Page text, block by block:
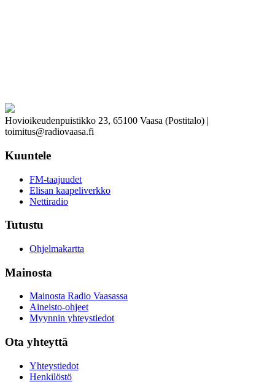
Hovioikeudenpuistikko 23, 65100 Vaasa (Postitalo) |
toimitus@radiovaasa.fi
Kuuntele
FM-taajuudet
Elisan kaapeliverkko
Nettiradio
Tutustu
Ohjelmakartta
Mainosta
Mainosta Radio Vaasassa
Aineisto-ohjeet
Myynnin yhteystiedot
Ota yhteyttä
Yhteystiedot
Henkilöstö